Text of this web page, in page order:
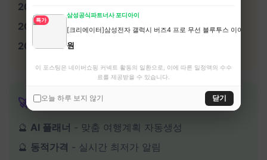
2010년대
2015년
- 여행 비교앱 대중화
2020년대- K-여행, 국내여행 재발견
🚀 2026년 이후 미래 전망
🔮 AI 플래너 - 맞춤 여행계획 자동생성
🔮 동적가격 - 실시간 최저가 알림
특가
삼성공식파트너사 포디아이
[크리에이터]삼성전자 갤럭시 버즈4 프로 무선 블루투스 이어폰
원
이 포스팅은 네이버쇼핑 커넥트 활동의 일환으로, 이에 따른 일정액의 수수
료를 제공받을 수 있습니다.
오늘 하루 보지 않기 닫기